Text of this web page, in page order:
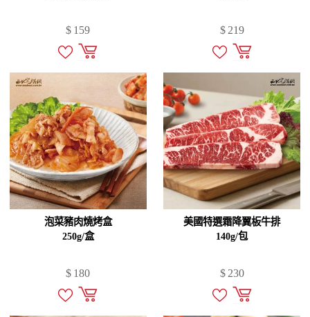
$ 159 $ 219
泡菜豬肉燒烤盒
250g/盒
$ 180
美國特選霜降翼板牛排
140g/包
$ 230